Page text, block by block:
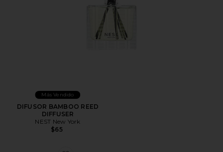
Más Vendido
DIFUSOR BAMBOO REED
DIFFUSER
NEST New York
$65